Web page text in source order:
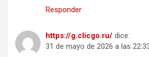
Responder
https://g.clicgo.ru/ dice:
31 de mayo de 2026 a las